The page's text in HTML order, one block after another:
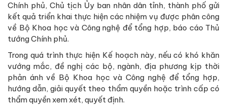
Chính phủ, Chủ tịch Ủy ban nhân dân tỉnh, thành phố gửi
kết quả triển khai thực hiện các nhiệm vụ được phân công
về Bộ Khoa học và Công nghệ để tổng hợp, báo cáo Thủ
tướng Chính phủ.
Trong quá trình thực hiện Kế hoạch này, nếu có khó khăn
vướng mắc, đề nghị các bộ, ngành, địa phương kịp thời
phản ánh về Bộ Khoa học và Công nghệ để tổng hợp,
hướng dẫn, giải quyết theo thẩm quyền hoặc trình cấp có
thẩm quyền xem xét, quyết định.